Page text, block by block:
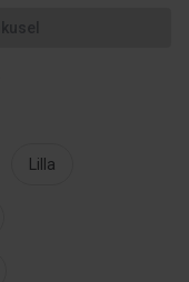
Lilla